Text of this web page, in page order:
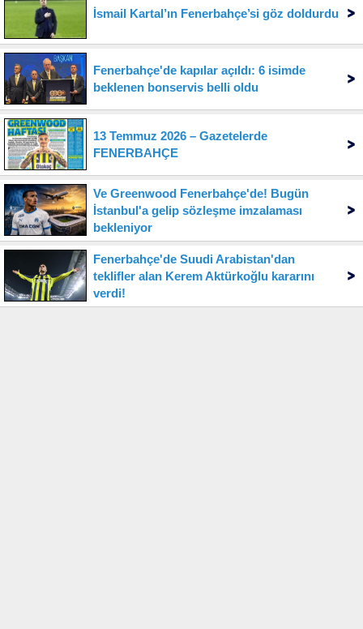
İsmail Kartal’ın Fenerbahçe’si göz doldurdu
Fenerbahçe'de kapılar açıldı: 6 isimde
beklenen bonservis belli oldu
13 Temmuz 2026 – Gazetelerde
FENERBAHÇE
Ve Greenwood Fenerbahçe'de! Bugün
İstanbul'a gelip sözleşme imzalaması
bekleniyor
Fenerbahçe'de Suudi Arabistan'dan
teklifler alan Kerem Aktürkoğlu kararını
verdi!